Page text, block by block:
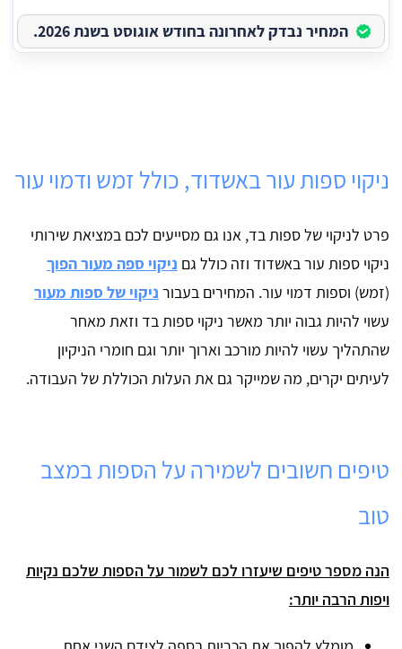
המחיר נבדק לאחרונה בחודש אוגוסט בשנת 2026.
ניקוי ספות עור באשדוד, כולל זמש ודמוי עור
פרט לניקוי של ספות בד, אנו גם מסייעים לכם במציאת שירותי
ניקוי ספות עור באשדוד וזה כולל גם ניקוי ספה מעור הפוך
(זמש) וספות דמוי עור. המחירים בעבור ניקוי של ספות מעור
עשוי להיות גבוה יותר מאשר ניקוי ספות בד וזאת מאחר
שהתהליך עשוי להיות מורכב וארוך יותר וגם חומרי הניקיון
לעיתים יקרים, מה שמייקר גם את העלות הכוללת של העבודה.
טיפים חשובים לשמירה על הספות במצב
טוב
הנה מספר טיפים שיעזרו לכם לשמור על הספות שלכם נקיות
ויפות הרבה יותר: